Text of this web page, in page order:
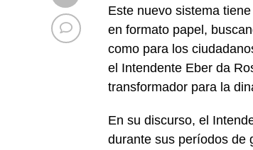
Este nuevo sistema
en formato papel,
como para los
el Intendente Eber da
transformador para la
En su discurso, el
durante sus períodos de